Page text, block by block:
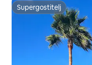
Supergostitelj
Supergostitelj